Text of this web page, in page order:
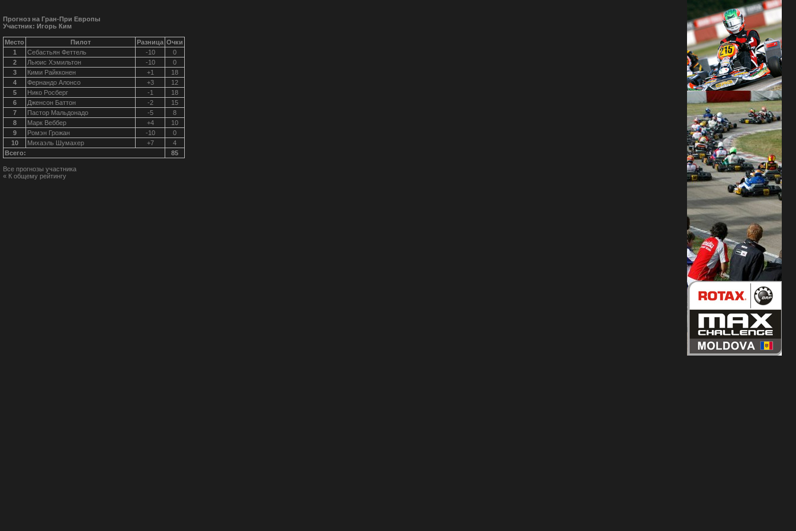
Прогноз на Гран-При Европы
Участник: Игорь Ким
Место Пилот Разница Очки
1
Себастьян Феттель -10
0
2
Льюис Хэмильтон -10
0
3
Кими Райкконен +1
18
4
Фернандо Алонсо +3
12
5
Нико Росберг -1
18
6
Дженсон Баттон -2
15
7
Пастор Мальдонадо -5
8
8
Марк Веббер +4
10
9
Ромэн Грожан -10
0
10
Михаэль Шумахер +7
4
Всего:
85
Все прогнозы участника
« К общему рейтингу